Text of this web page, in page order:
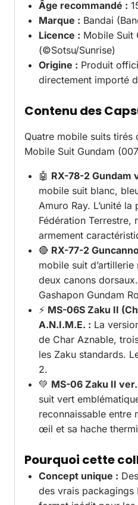
Âge recommandé :
Marque : Bandai
Licence : Mobile Suit
(©Sotsu/Sunrise)
Origine : Produit
directement importé
Contenu des
Quatre mobile suits tirés
Mobile Suit Gundam
🤖 RX-78-2 Gundam
mobile suit blanc,
Amuro Ray. L’unité
Fédération Terrestre,
armement
🔴 RX-77-2
mobile suit
deux canons
Gashapon Gundam
⚡ MS-06S Zaku II
A.N.I.M.E. : La
de Char Aznable,
les Zaku standards.
2.
💚 MS-06 Zaku II
suit vert
reconnaissable entre
œil et sa hache
Pourquoi cette
Concept unique :
des vrais packagings